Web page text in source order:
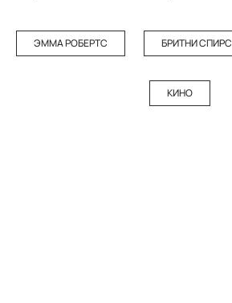
ЭММА РОБЕРТС БРИТНИ СПИРС
КИНО